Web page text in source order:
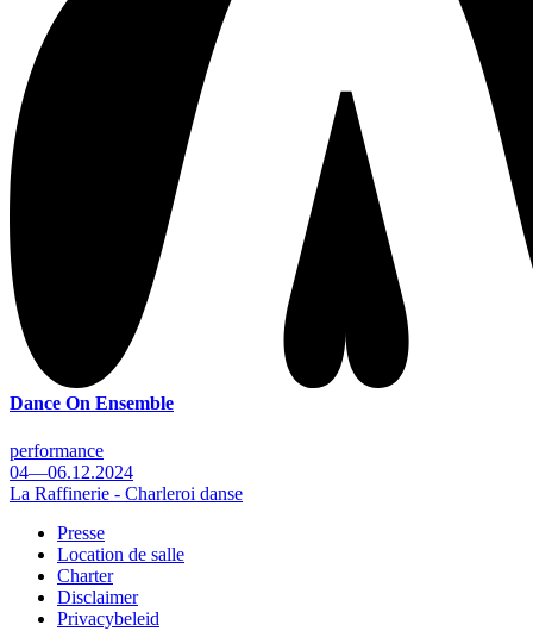
Dance On Ensemble
performance
04—06.12.2024
La Raffinerie - Charleroi danse
Footer
Presse
Location de salle
Charter
Disclaimer
Privacybeleid